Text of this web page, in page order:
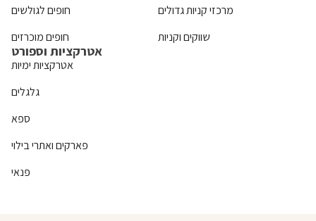
חופים לגולשים
חופים מוכרזים
מרכזי קניות גדולים
שווקים וקניות
אטרקציות וספורט
אטרקציות ימיות
גלגלים
ספא
פארקים ואתרי בילוי
פנאי